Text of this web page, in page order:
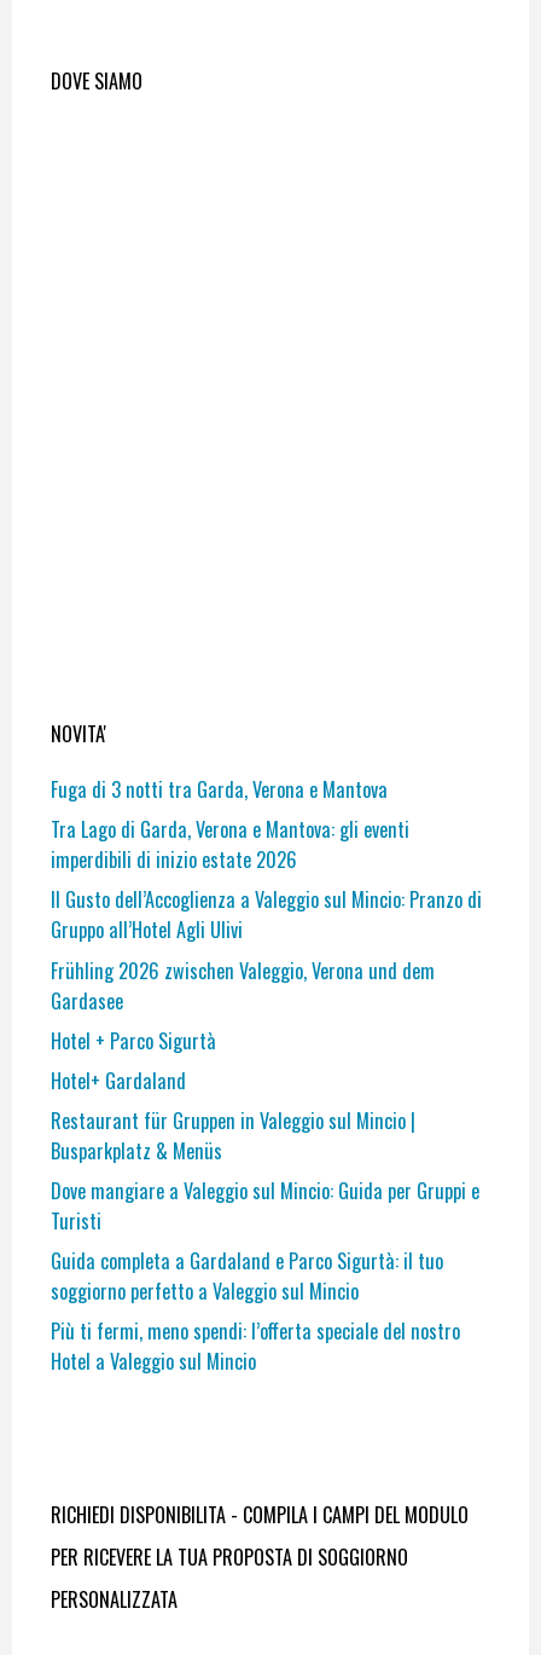
DOVE SIAMO
NOVITA'
Fuga di 3 notti tra Garda, Verona e Mantova
Tra Lago di Garda, Verona e Mantova: gli eventi
imperdibili di inizio estate 2026
Il Gusto dell’Accoglienza a Valeggio sul Mincio: Pranzo di
Gruppo all’Hotel Agli Ulivi
Frühling 2026 zwischen Valeggio, Verona und dem
Gardasee
Hotel + Parco Sigurtà
Hotel+ Gardaland
Restaurant für Gruppen in Valeggio sul Mincio |
Busparkplatz & Menüs
Dove mangiare a Valeggio sul Mincio: Guida per Gruppi e
Turisti
Guida completa a Gardaland e Parco Sigurtà: il tuo
soggiorno perfetto a Valeggio sul Mincio
Più ti fermi, meno spendi: l’offerta speciale del nostro
Hotel a Valeggio sul Mincio
RICHIEDI DISPONIBILITA - COMPILA I CAMPI DEL MODULO
PER RICEVERE LA TUA PROPOSTA DI SOGGIORNO
PERSONALIZZATA